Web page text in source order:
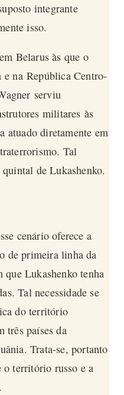
integrante
isso.
Belarus às que o
na República Centro-
serviu
militares às
atuado diretamente em
Tal
de Lukashenko.
cenário oferece a
de primeira linha da
Lukashenko tenha
Tal necessidade se
do território
três países da
Trata-se, portanto
o território russo e a